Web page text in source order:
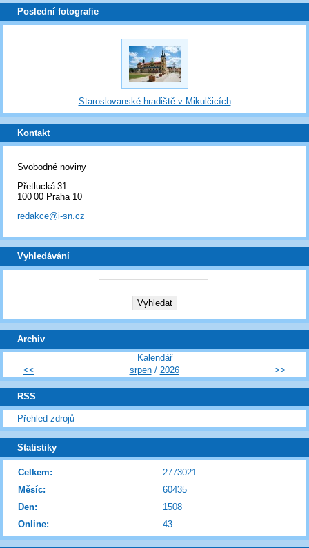
Poslední fotografie
Staroslovanské hradiště v Mikulčicích
Kontakt
Svobodné noviny
Přetlucká 31
100 00 Praha 10
redakce@i-sn.cz
Vyhledávání
Archiv
Kalendář
<<
srpen/ 2026 >>
RSS
Přehled zdrojů
Statistiky
Online: 43
Celkem:
2773021
Měsíc:
60435
Den:
1508